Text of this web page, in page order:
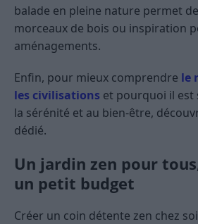
balade en pleine nature permet
morceaux de bois ou inspiration
aménagements.
Enfin, pour mieux comprendre le
les civilisations et pourquoi il est
la sérénité et au bien-être,
dédié.
Un jardin zen pour
un petit budget
Créer un coin détente zen chez